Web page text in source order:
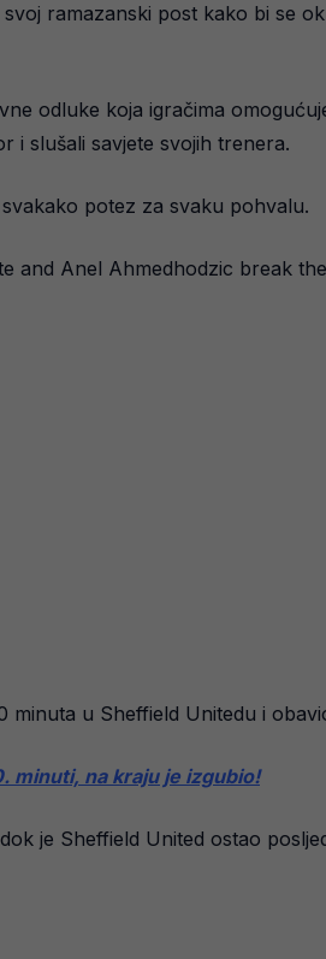
ramazanski post kako bi se
odluke koja igračima
i slušali savjete svojih trenera.
potez za svaku pohvalu.
and Anel Ahmedhodzic break
u Sheffield Unitedu i
minuti, na kraju je izgubio!
je Sheffield United ostao